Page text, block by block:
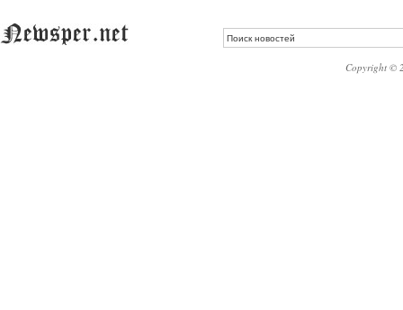
Copyright ©